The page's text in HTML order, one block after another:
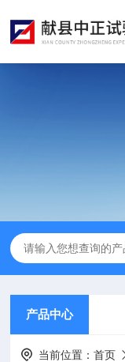
产品中心
当前位置：首页